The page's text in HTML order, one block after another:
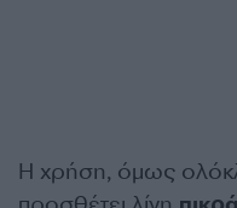
Η χρήση, όμως